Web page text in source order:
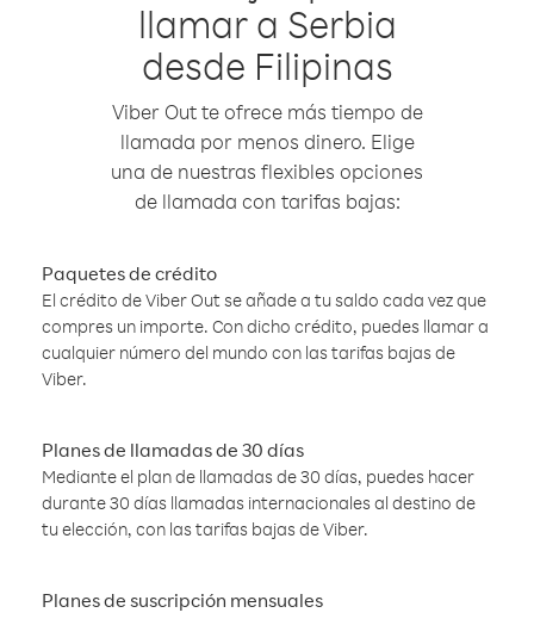
llamar a Serbia
desde Filipinas
Viber Out te ofrece más tiempo de
llamada por menos dinero. Elige
una de nuestras flexibles opciones
de llamada con tarifas bajas:
Paquetes de crédito
El crédito de Viber Out se añade a tu saldo cada vez que
compres un importe. Con dicho crédito, puedes llamar a
cualquier número del mundo con las tarifas bajas de
Viber.
Planes de llamadas de 30 días
Mediante el plan de llamadas de 30 días, puedes hacer
durante 30 días llamadas internacionales al destino de
tu elección, con las tarifas bajas de Viber.
Planes de suscripción mensuales